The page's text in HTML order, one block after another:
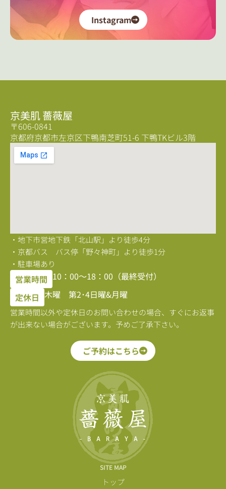
Instagram
SITE MAP
トップ
京美肌 薔薇屋
〒606-0841
京都府京都市左京区下鴨南芝町51-6 下鴨TKビル3階
・地下市営地下鉄「北山駅」より徒歩4分
・京都バス バス停「野々神町」より徒歩1分
・駐車場あり
営業時間 10：00〜18：00（最終受付）
定休日 木曜 第2･4日曜&月曜
営業時間以外や定休日のお問い合わせの場合、すぐにお返事
が出来ない場合がございます。予めご了承下さい。
ご予約はこちら